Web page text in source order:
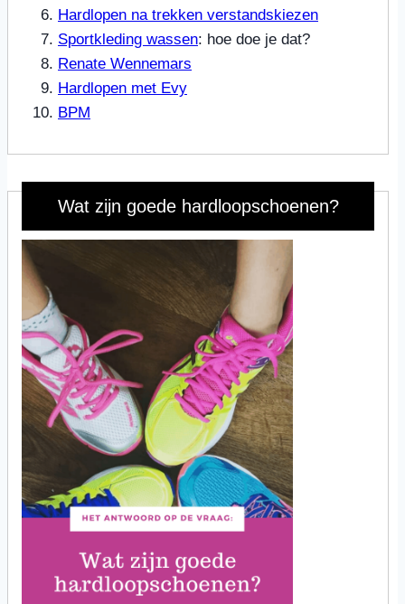
Hardlopen na trekken verstandskiezen
Sportkleding wassen: hoe doe je dat?
Renate Wennemars
Hardlopen met Evy
BPM
Wat zijn goede hardloopschoenen?